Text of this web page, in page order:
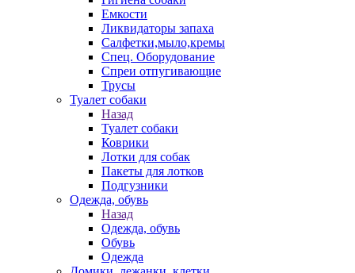
Емкости
Ликвидаторы запаха
Салфетки,мыло,кремы
Спец. Оборудование
Спреи отпугивающие
Трусы
Туалет собаки
Назад
Туалет собаки
Коврики
Лотки для собак
Пакеты для лотков
Подгузники
Одежда, обувь
Назад
Одежда, обувь
Обувь
Одежда